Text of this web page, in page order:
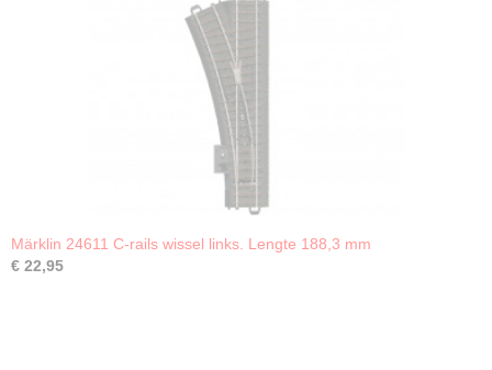
Märklin 24611 C-rails wissel links. Lengte 188,3 mm
€ 22,95